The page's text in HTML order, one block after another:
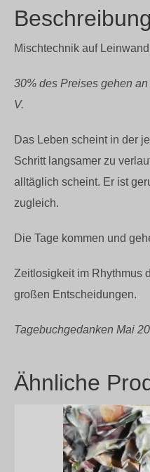
Beschreibung
Mischtechnik auf
30% des Preises gehen
V.
Das Leben scheint in der
Schritt langsamer zu
alltäglich scheint. Er ist
zugleich.
Die Tage kommen und
Zeitlosigkeit im Rhythmus
großen Entscheidungen.
Tagebuchgedanken Mai
Ähnliche